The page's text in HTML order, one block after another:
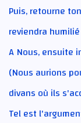
Puis, retourne
reviendra
A Nous, ensuite
(Nous aurions
divans où ils
Tel est